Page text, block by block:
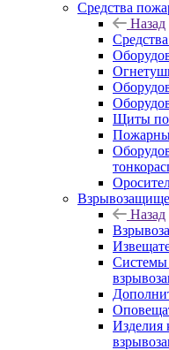
Средства
Назад
Щиты
Назад
Системы
Изделия